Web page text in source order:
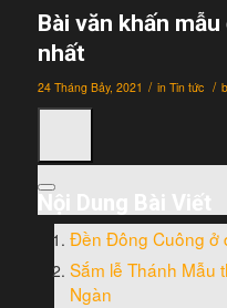
Bài văn khấn
nhất
24 Tháng Bảy, 2021 / in Tin tức /
Đền Đông Cuông ở
Sắm lễ Thánh Mẫu
Ngàn